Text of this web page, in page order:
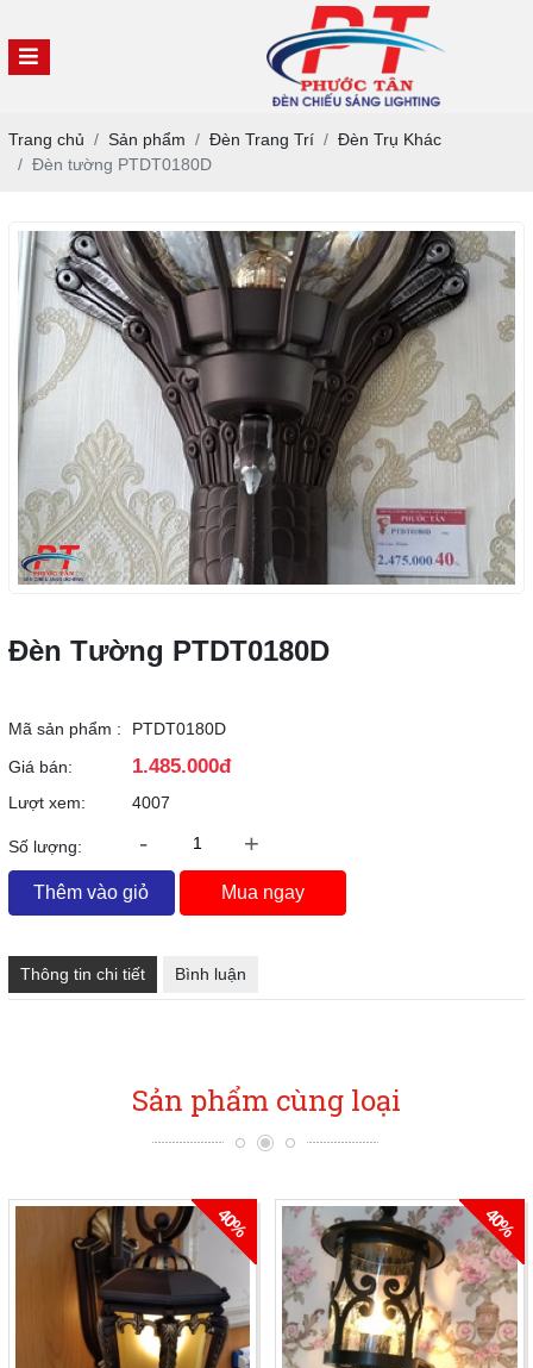
Trang chủ Sản phẩm Đèn Trang Trí
Đèn Trụ Khác
Đèn tường PTDT0180D
Đèn Tường PTDT0180D
Mã sản phẩm :
PTDT0180D
Giá bán:
1.485.000đ
Lượt xem: 4007
Số lượng: - +
Thêm vào giỏ Mua ngay
Thông tin chi tiết Bình luận
Sản phẩm cùng loại
40% 40%